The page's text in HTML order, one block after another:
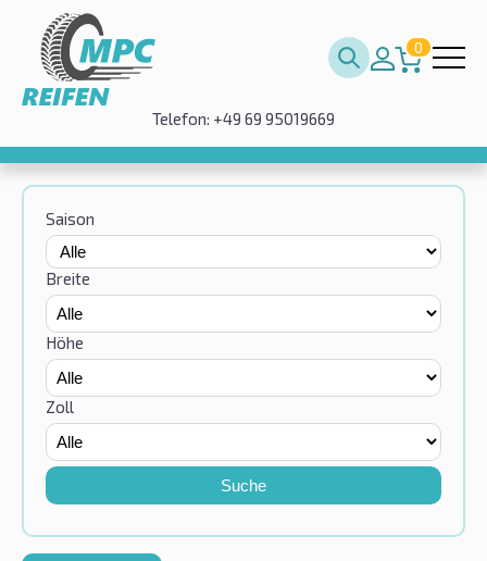
0
Telefon: +49 69 95019669
Saison
Breite
Höhe
Zoll
Suche